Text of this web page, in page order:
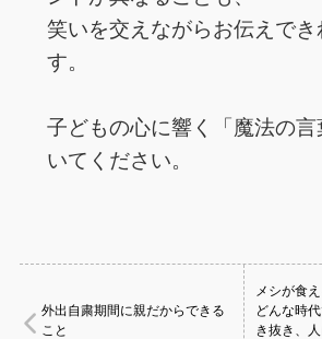
笑いを交えながらお伝えでき
す。
子どもの心に響く「魔法の
いてください。
外出自粛期間に親だからできる
こと
メシが食
どんな時
き抜き、